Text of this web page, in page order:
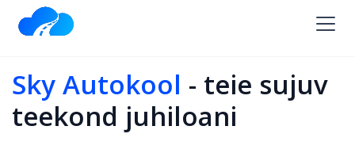
Sky Autokool - teie sujuv
teekond juhiloani